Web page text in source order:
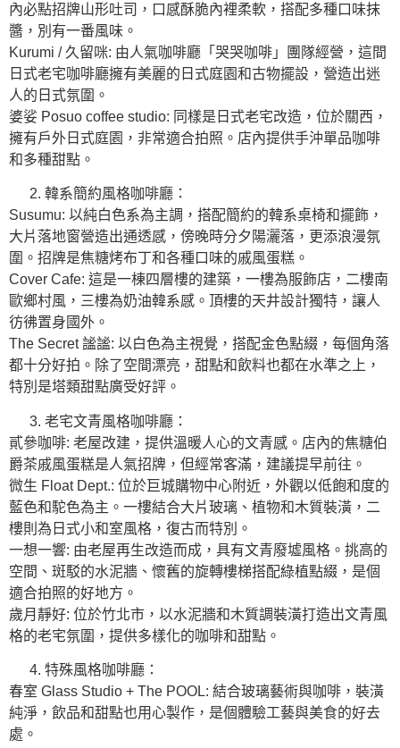
內必點招牌山形吐司，口感酥脆內裡柔軟，搭配多種口味抹
醬，別有一番風味。
Kurumi / 久留咪: 由人氣咖啡廳「哭哭咖啡」團隊經營，這間
日式老宅咖啡廳擁有美麗的日式庭園和古物擺設，營造出迷
人的日式氛圍。
婆娑 Posuo coffee studio: 同樣是日式老宅改造，位於關西，
擁有戶外日式庭園，非常適合拍照。店內提供手沖單品咖啡
和多種甜點。
韓系簡約風格咖啡廳：
Susumu: 以純白色系為主調，搭配簡約的韓系桌椅和擺飾，
大片落地窗營造出通透感，傍晚時分夕陽灑落，更添浪漫氛
圍。招牌是焦糖烤布丁和各種口味的戚風蛋糕。
Cover Cafe: 這是一棟四層樓的建築，一樓為服飾店，二樓南
歐鄉村風，三樓為奶油韓系感。頂樓的天井設計獨特，讓人
彷彿置身國外。
The Secret 謐謐: 以白色為主視覺，搭配金色點綴，每個角落
都十分好拍。除了空間漂亮，甜點和飲料也都在水準之上，
特別是塔類甜點廣受好評。
老宅文青風格咖啡廳：
貳參咖啡: 老屋改建，提供溫暖人心的文青感。店內的焦糖伯
爵茶戚風蛋糕是人氣招牌，但經常客滿，建議提早前往。
微生 Float Dept.: 位於巨城購物中心附近，外觀以低飽和度的
藍色和駝色為主。一樓結合大片玻璃、植物和木質裝潢，二
樓則為日式小和室風格，復古而特別。
一想一響: 由老屋再生改造而成，具有文青廢墟風格。挑高的
空間、斑駁的水泥牆、懷舊的旋轉樓梯搭配綠植點綴，是個
適合拍照的好地方。
歲月靜好: 位於竹北市，以水泥牆和木質調裝潢打造出文青風
格的老宅氛圍，提供多樣化的咖啡和甜點。
特殊風格咖啡廳：
春室 Glass Studio + The POOL: 結合玻璃藝術與咖啡，裝潢
純淨，飲品和甜點也用心製作，是個體驗工藝與美食的好去
處。